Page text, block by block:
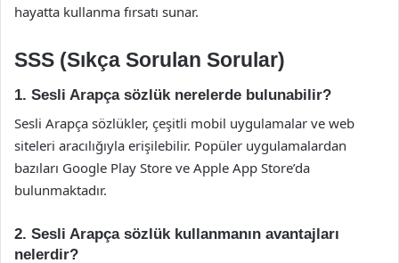
hayatta kullanma fırsatı sunar.
SSS (Sıkça Sorulan Sorular)
1. Sesli Arapça sözlük nerelerde bulunabilir?
Sesli Arapça sözlükler, çeşitli mobil uygulamalar ve web
siteleri aracılığıyla erişilebilir. Popüler uygulamalardan
bazıları Google Play Store ve Apple App Store’da
bulunmaktadır.
2. Sesli Arapça sözlük kullanmanın avantajları
nelerdir?